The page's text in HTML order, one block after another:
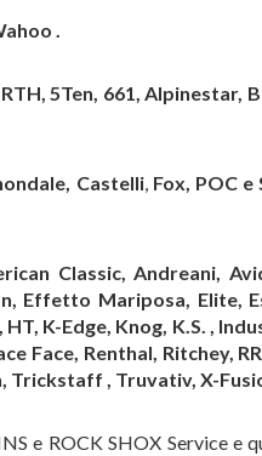
.
5Ten, 661, Alpinestar,
Castelli, Fox, POC e
Classic, Andreani,
Effetto Mariposa, Elite,
K-Edge, Knog, K.S. ,
Face, Renthal, Ritchey,
Trickstaff , Truvativ, X-
e ROCK SHOX Service